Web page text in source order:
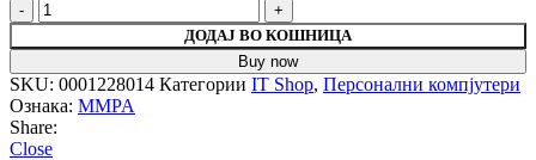
ДОДАЈ ВО КОШНИЦА
Buy now
SKU: 0001228014 Категории IT Shop, Персонални компјутери
Ознака: MMPA
Share:
Close